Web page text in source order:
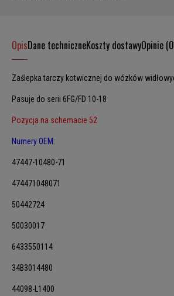
OpisDane techniczneKoszty dostawyOpinie
Zaślepka tarczy kotwicznej do wózków
Pasuje do serii 6FG/FD 10-18
Pozycja na schemacie 52
Numery OEM:
47447-10480-71
474471048071
50442724
50030017
6433550114
34B3014480
44098-L1400